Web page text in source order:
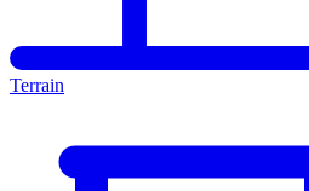
Terrain